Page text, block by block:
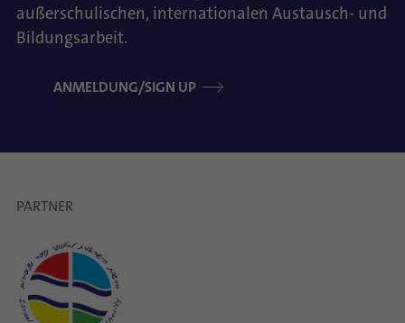
außerschulischen, internationalen Austausch- und
Bildungsarbeit.
ANMELDUNG/SIGN UP
PARTNER